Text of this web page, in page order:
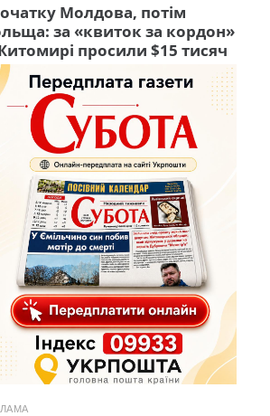
Молдова, потім
за «квиток за кордон»
просили $15 тисяч